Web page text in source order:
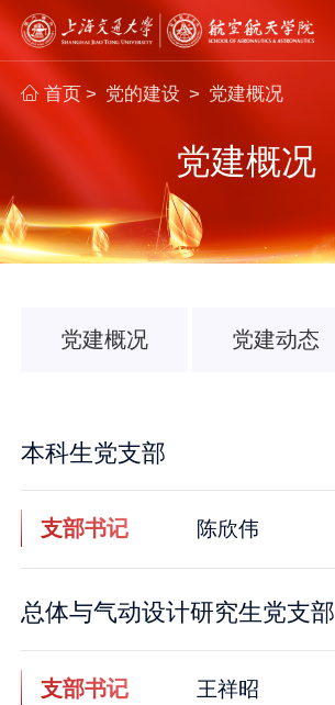
首页 > 党的建设 > 党建概况
党建概况
党建概况 党建动态
本科生党支部
支部书记 陈欣伟
总体与气动设计研究生党支部
支部书记 王祥昭